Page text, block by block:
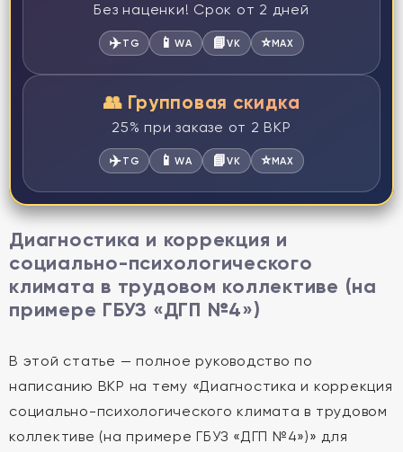
Без наценки! Срок от 2 дней
✈️TG 📱WA 📘VK ⭐MAX
👥 Групповая скидка
25% при заказе от 2 ВКР
✈️TG 📱WA 📘VK ⭐MAX
Диагностика и коррекция и
социально-психологического
климата в трудовом коллективе (на
примере ГБУЗ «ДГП №4»)
В этой статье — полное руководство по
написанию ВКР на тему «Диагностика и коррекция
социально-психологического климата в трудовом
коллективе (на примере ГБУЗ «ДГП №4»)» для